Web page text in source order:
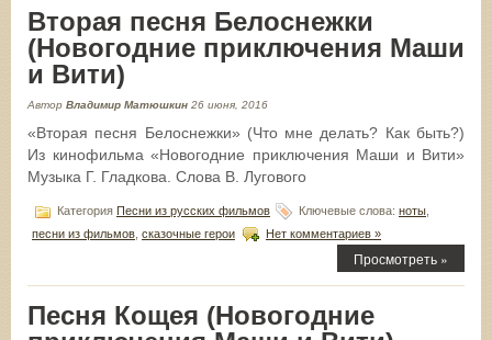
Вторая песня Белоснежки
(Новогодние приключения Маши
и Вити)
Автор Владимир Матюшкин 26 июня, 2016
«Вторая песня Белоснежки» (Что мне делать? Как быть?)
Из кинофильма «Новогодние приключения Маши и Вити»
Музыка Г. Гладкова. Слова В. Лугового
Категория Песни из русских фильмов Ключевые слова: ноты
песни из фильмов сказочные герои Нет комментариев »
Просмотреть »
Песня Кощея (Новогодние